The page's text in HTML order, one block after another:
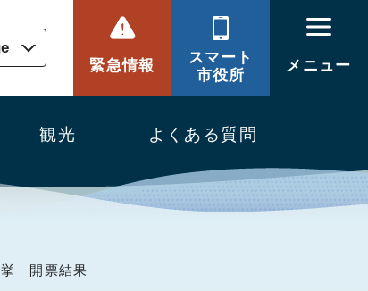
緊急情報
スマート
市役所
メニュー
観光 よくある質問
挙 開票結果